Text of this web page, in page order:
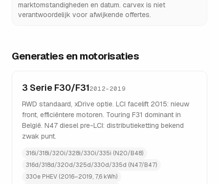
marktomstandigheden en datum. carvex is niet
verantwoordelijk voor afwijkende offertes.
Generaties en motorisaties
3 Serie F30/F312012–2019
RWD standaard, xDrive optie. LCI facelift 2015: nieuw
front, efficiëntere motoren. Touring F31 dominant in
België. N47 diesel pre-LCI: distributieketting bekend
zwak punt.
316i/318i/320i/328i/330i/335i (N20/B48)
316d/318d/320d/325d/330d/335d (N47/B47)
330e PHEV (2016–2019, 7,6 kWh)